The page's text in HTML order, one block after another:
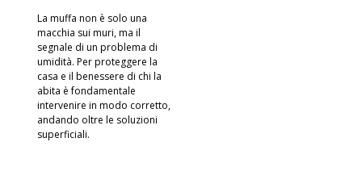
La muffa non è solo una
macchia sui muri, ma il
segnale di un problema di
umidità. Per proteggere la
casa e il benessere di chi la
abita è fondamentale
intervenire in modo corretto,
andando oltre le soluzioni
superficiali.